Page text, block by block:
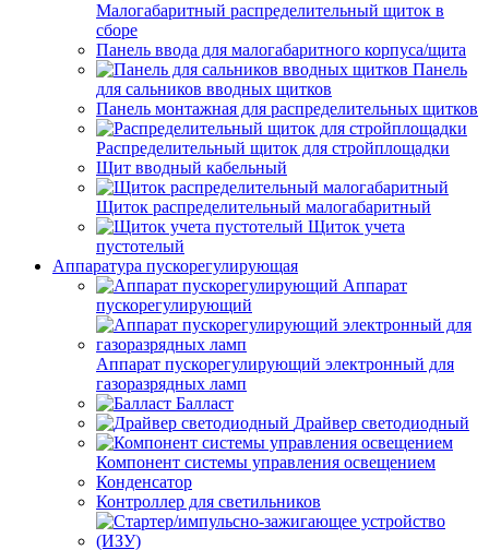
Малогабаритный распределительный щиток в
сборе
Панель ввода для малогабаритного корпуса/щита
Панель
для сальников вводных щитков
Панель монтажная для распределительных щитков
Распределительный щиток для стройплощадки
Щит вводный кабельный
Щиток распределительный малогабаритный
Щиток учета
пустотелый
Аппаратура пускорегулирующая
Аппарат
пускорегулирующий
Аппарат пускорегулирующий электронный для
газоразрядных ламп
Балласт
Драйвер светодиодный
Компонент системы управления освещением
Конденсатор
Контроллер для светильников